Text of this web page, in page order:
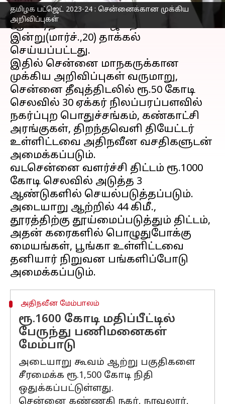
தமிழக பட்ஜெட் 2023-24 : சென்னைக்கான முக்கிய
அறிவிப்புகள்
தமிழ்நாடுசட்டசபையில் 2023-24ம்
ஆண்டிற்கான பட்ஜெட் தாக்கல்
இன்று(மார்ச்.,20) தாக்கல்
செய்யப்பட்டது.
இதில் சென்னை மாநகருக்கான
முக்கிய அறிவிப்புகள் வருமாறு,
சென்னை தீவுத்திடலில் ரூ.50 கோடி
செலவில் 30 ஏக்கர் நிலப்பரப்பளவில்
நகர்ப்புற பொதுச்சங்கம், கண்காட்சி
அரங்குகள், திறந்தவெளி தியேட்டர்
உள்ளிட்டவை அதிநவீன வசதிகளுடன்
அமைக்கப்படும்.
வடசென்னை வளர்ச்சி திட்டம் ரூ.1000
கோடி செலவில் அடுத்த 3
ஆண்டுகளில் செயல்படுத்தப்படும்.
அடையாறு ஆற்றில் 44 கிமீ.,
தூரத்திற்கு தூய்மைப்படுத்தும் திட்டம்,
அதன் கரைகளில் பொழுதுபோக்கு
மையங்கள், பூங்கா உள்ளிட்டவை
தனியார் நிறுவன பங்களிப்போடு
அதிநவீன மேம்பாலம்
ரூ.1600 கோடி மதிப்பீட்டில்
பேருந்து பணிமனைகள்
மேம்பாடு
அடையாறு கூவம் ஆற்று பகுதிகளை
சீரமைக்க ரூ.1,500 கோடி நிதி
ஒதுக்கப்பட்டுள்ளது.